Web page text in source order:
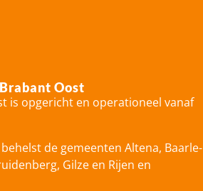
Oost
is opgericht en operationeel vanaf
de gemeenten Altena, Baarle-
Gilze en Rijen en